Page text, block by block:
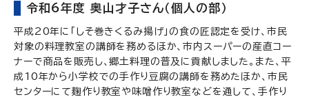
令和6年度 奥山才子さん（個人の部）
平成20年に「しそ巻きくるみ揚げ」の食の匠認定を受け、市民
対象の料理教室の講師を務めるほか、市内スーパーの産直コー
ナーで商品を販売し、郷土料理の普及に貢献しました。また、平
成10年から小学校での手作り豆腐の講師を務めたほか、市民
センターにて麹作り教室や味噌作り教室などを通して、手作り